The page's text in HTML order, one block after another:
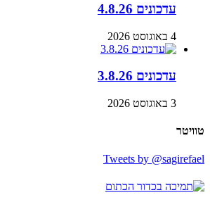
עדכונים 4.8.26
4 באוגוסט 2026
עדכונים 3.8.26
3 באוגוסט 2026
טוויטר
Tweets by @sagirefael